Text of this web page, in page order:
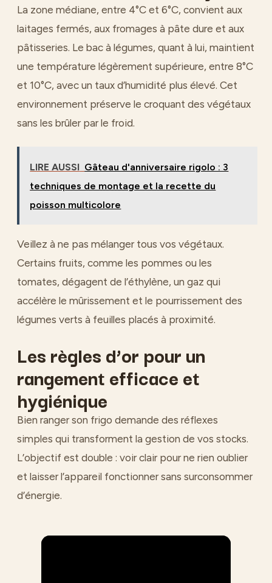
La zone médiane, entre 4°C et 6°C, convient aux
laitages fermés, aux fromages à pâte dure et aux
pâtisseries. Le bac à légumes, quant à lui, maintient
une température légèrement supérieure, entre 8°C
et 10°C, avec un taux d’humidité plus élevé. Cet
environnement préserve le croquant des végétaux
sans les brûler par le froid.
LIRE AUSSI Gâteau d'anniversaire rigolo : 3
techniques de montage et la recette du
poisson multicolore
Veillez à ne pas mélanger tous vos végétaux.
Certains fruits, comme les pommes ou les
tomates, dégagent de l’éthylène, un gaz qui
accélère le mûrissement et le pourrissement des
légumes verts à feuilles placés à proximité.
Les règles d’or pour un
rangement efficace et
hygiénique
Bien ranger son frigo demande des réflexes
simples qui transforment la gestion de vos stocks.
L’objectif est double : voir clair pour ne rien oublier
et laisser l’appareil fonctionner sans surconsommer
d’énergie.